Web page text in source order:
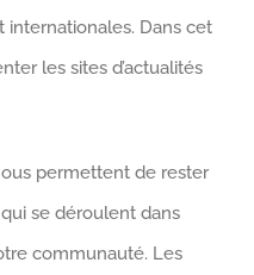
internationales. Dans cet
les sites d’actualités
permettent de rester
se déroulent dans
communauté. Les